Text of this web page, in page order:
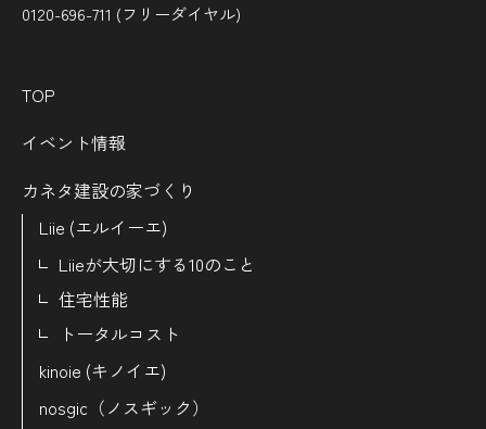
0120-696-711 (フリーダイヤル)
TOP
イベント情報
カネタ建設の家づくり
Liie (エルイーエ)
Liieが大切にする10のこと
住宅性能
トータルコスト
kinoie (キノイエ)
nosgic（ノスギック）